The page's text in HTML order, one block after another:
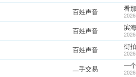
百姓声音 看
百姓声音 滨
百姓声音 街
二手交易 一